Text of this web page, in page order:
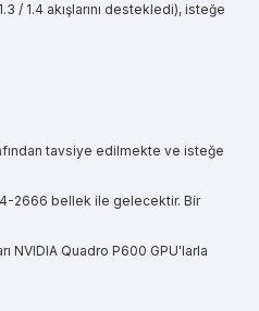
/ 1.4 akışlarını destekledi), isteğe
tavsiye edilmekte ve isteğe
2666 bellek ile gelecektir. Bir
NVIDIA Quadro P600 GPU'larla